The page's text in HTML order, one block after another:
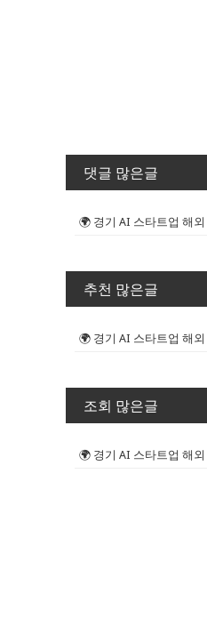
댓글 많은글
추천 많은글
조회 많은글